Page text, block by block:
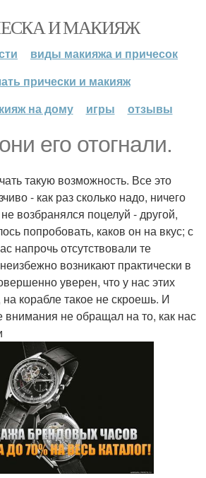
И МАКИЯЖ
виды макияжа и причесок
прически и макияж
на дому
игры отзывы
его отогнали.
такую возможность. Все это
- как раз сколько надо, ничего
возбранялся поцелуй - другой,
попробовать, каков он на вкус; с
напрочь отсутствовали те
возникают практически в
уверен, что у нас этих
корабле такое не скроешь. И
внимания не обращал на то, как нас